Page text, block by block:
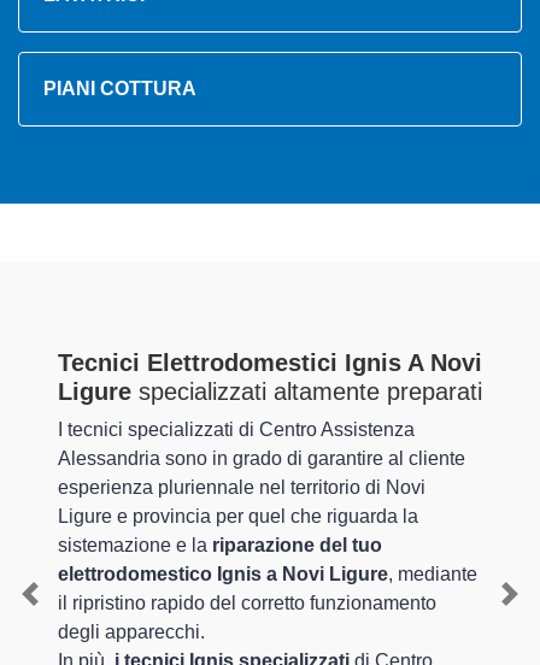
PIANI COTTURA
Tecnici Elettrodomestici Ignis A Novi
Ligure specializzati altamente preparati
I tecnici specializzati di Centro Assistenza
Alessandria sono in grado di garantire al cliente
esperienza pluriennale nel territorio di Novi
Ligure e provincia per quel che riguarda la
sistemazione e la riparazione del tuo
elettrodomestico Ignis a Novi Ligure, mediante
il ripristino rapido del corretto funzionamento
degli apparecchi.
In più, i tecnici Ignis specializzati di Centro
Previous